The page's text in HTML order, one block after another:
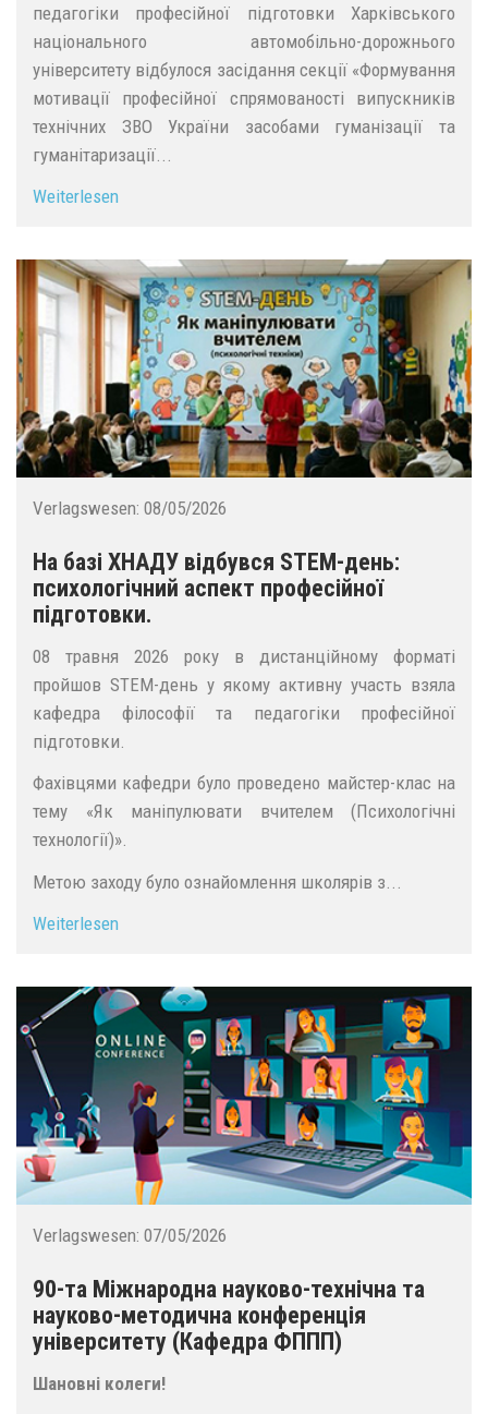
педагогіки професійної підготовки Харківського
національного автомобільно-дорожнього
університету відбулося засідання секції «Формування
мотивації професійної спрямованості випускників
технічних ЗВО України засобами гуманізації та
гуманітаризації...
Weiterlesen
Verlagswesen: 08/05/2026
На базі ХНАДУ відбувся STEM-день:
психологічний аспект професійної
підготовки.
08 травня 2026 року в дистанційному форматі
пройшов STEM-день у якому активну участь взяла
кафедра філософії та педагогіки професійної
підготовки.
Фахівцями кафедри було проведено майстер-клас на
тему «Як маніпулювати вчителем (Психологічні
технології)».
Метою заходу було ознайомлення школярів з...
Weiterlesen
Verlagswesen: 07/05/2026
90-та Міжнародна науково-технічна та
науково-методична конференція
університету (Кафедра ФППП)
Шановні колеги!